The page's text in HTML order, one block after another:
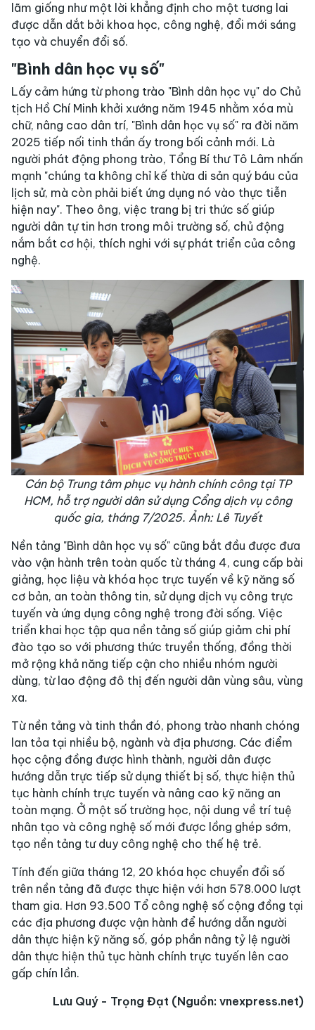
lãm giống như một lời khẳng định cho một tương lai
được dẫn dắt bởi khoa học, công nghệ, đổi mới sáng
tạo và chuyển đổi số.
"Bình dân học vụ số"
Lấy cảm hứng từ phong trào "Bình dân học vụ" do Chủ
tịch Hồ Chí Minh khởi xướng năm 1945 nhằm xóa mù
chữ, nâng cao dân trí, "Bình dân học vụ số" ra đời năm
2025 tiếp nối tinh thần ấy trong bối cảnh mới. Là
người phát động phong trào, Tổng Bí thư Tô Lâm nhấn
mạnh "chúng ta không chỉ kế thừa di sản quý báu của
lịch sử, mà còn phải biết ứng dụng nó vào thực tiễn
hiện nay". Theo ông, việc trang bị tri thức số giúp
người dân tự tin hơn trong môi trường số, chủ động
nắm bắt cơ hội, thích nghi với sự phát triển của công
nghệ.
Cán bộ Trung tâm phục vụ hành chính công tại TP
HCM, hỗ trợ người dân sử dụng Cổng dịch vụ công
quốc gia, tháng 7/2025. Ảnh: Lê Tuyết
Nền tảng "Bình dân học vụ số" cũng bắt đầu được đưa
vào vận hành trên toàn quốc từ tháng 4, cung cấp bài
giảng, học liệu và khóa học trực tuyến về kỹ năng số
cơ bản, an toàn thông tin, sử dụng dịch vụ công trực
tuyến và ứng dụng công nghệ trong đời sống. Việc
triển khai học tập qua nền tảng số giúp giảm chi phí
đào tạo so với phương thức truyền thống, đồng thời
mở rộng khả năng tiếp cận cho nhiều nhóm người
dùng, từ lao động đô thị đến người dân vùng sâu, vùng
xa.
Từ nền tảng và tinh thần đó, phong trào nhanh chóng
lan tỏa tại nhiều bộ, ngành và địa phương. Các điểm
học cộng đồng được hình thành, người dân được
hướng dẫn trực tiếp sử dụng thiết bị số, thực hiện thủ
tục hành chính trực tuyến và nâng cao kỹ năng an
toàn mạng. Ở một số trường học, nội dung về trí tuệ
nhân tạo và công nghệ số mới được lồng ghép sớm,
tạo nền tảng tư duy công nghệ cho thế hệ trẻ.
Tính đến giữa tháng 12, 20 khóa học chuyển đổi số
trên nền tảng đã được thực hiện với hơn 578.000 lượt
tham gia. Hơn 93.500 Tổ công nghệ số cộng đồng tại
các địa phương được vận hành để hướng dẫn người
dân thực hiện kỹ năng số, góp phần nâng tỷ lệ người
dân thực hiện thủ tục hành chính trực tuyến lên cao
gấp chín lần.
Lưu Quý - Trọng Đạt (Nguồn: vnexpress.net)